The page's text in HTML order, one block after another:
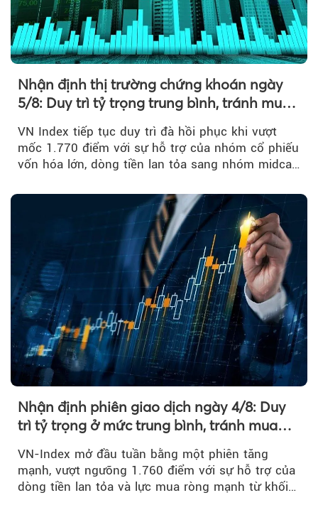
Nhận định thị trường chứng khoán ngày
5/8: Duy trì tỷ trọng trung bình, tránh mua
VN Index tiếp tục duy trì đà hồi phục khi vượt
mốc 1.770 điểm với sự hỗ trợ của nhóm cổ phiếu
vốn hóa lớn, dòng tiền lan tỏa sang nhóm midcap
Nhận định phiên giao dịch ngày 4/8: Duy
trì tỷ trọng ở mức trung bình, tránh mua
VN-Index mở đầu tuần bằng một phiên tăng
mạnh, vượt ngưỡng 1.760 điểm với sự hỗ trợ của
dòng tiền lan tỏa và lực mua ròng mạnh từ khối